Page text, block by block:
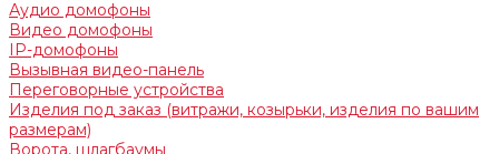
Аудио домофоны
Видео домофоны
IP-домофоны
Вызывная видео-панель
Переговорные устройства
Изделия под заказ (витражи, козырьки, изделия по вашим
размерам)
Ворота, шлагбаумы